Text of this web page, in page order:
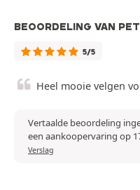
BEOORDELING VAN
5/5
Heel mooie velgen
Vertaalde beoordeling
een aankoopervaring op
Verslag